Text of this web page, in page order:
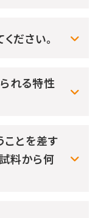
ださい。
れる特性
とを差す
料から何